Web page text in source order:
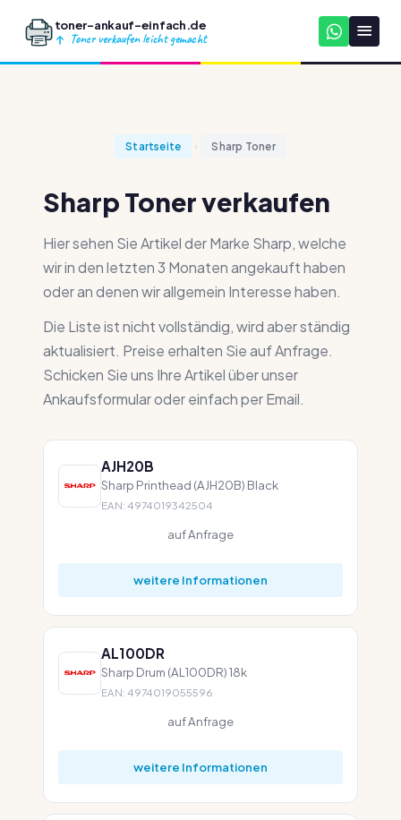
toner-ankauf-einfach.de
Toner verkaufen leicht gemacht
Startseite Sharp Toner
Sharp Toner verkaufen
Hier sehen Sie Artikel der Marke Sharp, welche
wir in den letzten 3 Monaten angekauft haben
oder an denen wir allgemein Interesse haben.
Die Liste ist nicht vollständig, wird aber ständig
aktualisiert. Preise erhalten Sie auf Anfrage.
Schicken Sie uns Ihre Artikel über unser
Ankaufsformular oder einfach per Email.
AJH20B
Sharp Printhead (AJH20B) Black
EAN: 4974019342504
auf Anfrage
weitere Informationen
AL100DR
Sharp Drum (AL100DR) 18k
EAN: 4974019055596
auf Anfrage
weitere Informationen